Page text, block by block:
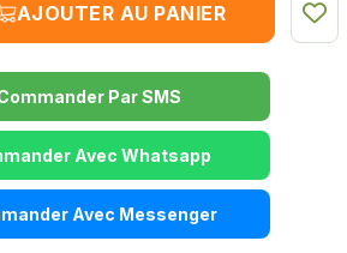
AJOUTER AU PANIER
Par SMS
Avec Whatsapp
Avec Messenger